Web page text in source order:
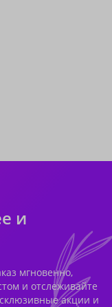
и
мгновенно,
и отслеживайте
акции и